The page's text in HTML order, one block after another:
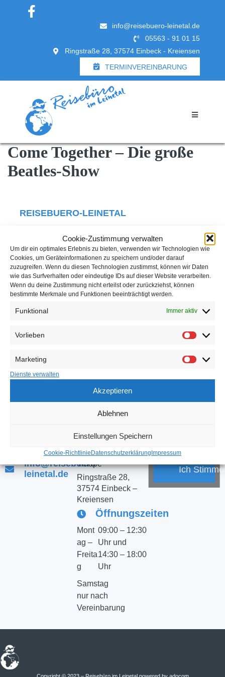
Cookie-Zustimmung verwalten
Um dir ein optimales Erlebnis zu bieten, verwenden wir Technologien wie
Cookies, um Geräteinformationen zu speichern und/oder darauf
zuzugreifen. Wenn du diesen Technologien zustimmst, können wir Daten
wie das Surfverhalten oder eindeutige IDs auf dieser Website verarbeiten.
Wenn du deine Zustimmung nicht erteilst oder zurückziehst, können
bestimmte Merkmale und Funktionen beeinträchtigt werden.
Funktional Immer aktiv
Vorlieben
Marketing
Dienste verwalten
Akzeptieren
Ablehnen
Einstellungen Speichern
Cookie-Richtlinie Datenschutzerklärung Impressum
info@reisebuero-leinetal.de
05563 - 91 01 15
Ringstraße 28, 37574 Einbeck - Kreiensen
TERMINVEREINBARUNG
Come Together – Die große
Beatles-Show
REISEBUERO-LEINETAL
PREVIOUS
Pinocchio – Kinder- und Familienstück
NEXT
01 17
info@reisebuero-
leinetal.de
Anschrift
Leinetal
Dagmar Prelle-
Traupe
Ringstraße 28,
37574 Einbeck –
Kreiensen
Öffnungszeiten
Mont
ag –
Freita
g
09:00 – 12:30
Uhr und
14:30 – 18:00
Uhr
Samstag
nur nach
Vereinbarung
Ich